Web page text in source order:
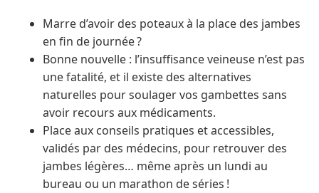
Marre d’avoir des poteaux à la place des jambes
en fin de journée ?
Bonne nouvelle : l’insuffisance veineuse n’est pas
une fatalité, et il existe des alternatives
naturelles pour soulager vos gambettes sans
avoir recours aux médicaments.
Place aux conseils pratiques et accessibles,
validés par des médecins, pour retrouver des
jambes légères… même après un lundi au
bureau ou un marathon de séries !